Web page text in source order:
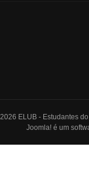
ELUB - Estudantes
Joomla!é um